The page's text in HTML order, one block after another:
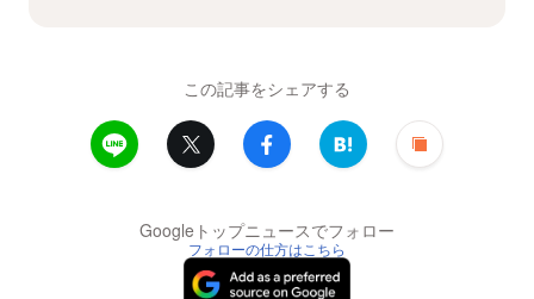
この記事をシェアする
Googleトップニュースでフォロー
フォローの仕方はこちら